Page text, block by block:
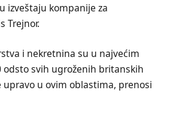
izveštaju kompanije za
Trejnor.
i nekretnina su u najvećim
odsto svih ugroženih britanskih
u ovim oblastima, prenosi